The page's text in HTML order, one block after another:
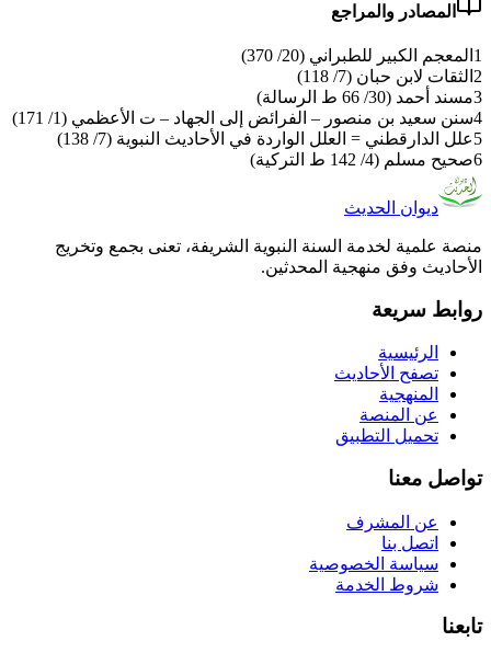
المصادر والمراجع
1 المعجم الكبير للطبراني (20/ 370)
2 الثقات لابن حبان (7/ 118)
3مسند أحمد (30/ 66 ط الرسالة)
4سنن سعيد بن منصور – الفرائض إلى الجهاد – ت الأعظمي (1/ 171)
5علل الدارقطني = العلل الواردة في الأحاديث النبوية (7/ 138)
6صحيح مسلم (4/ 142 ط التركية)
ديوان الحديث
منصة علمية لخدمة السنة النبوية الشريفة، تعنى بجمع وتخريج
الأحاديث وفق منهجية المحدثين.
روابط سريعة
الرئيسية
تصفح الأحاديث
المنهجية
عن المنصة
تحميل التطبيق
تواصل معنا
عن المشرف
اتصل بنا
سياسة الخصوصية
شروط الخدمة
تابعنا